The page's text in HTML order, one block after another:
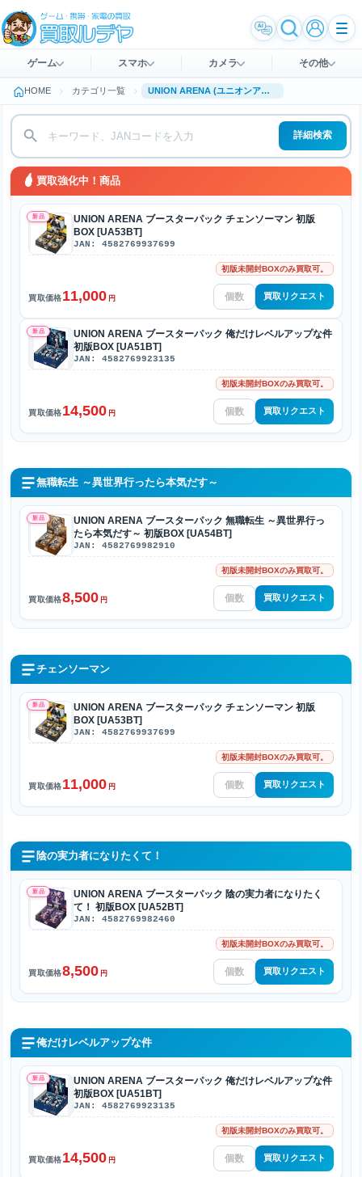
ゲーム スマホ カメラ その他
HOME カテゴリ一覧 UNION ARENA (ユニオンアリーナ)買取
詳細検索
買取強化中！商品
新品
UNION ARENA ブースターパック チェンソーマン 初版
BOX [UA53BT]
JAN: 4582769937699
初版未開封BOXのみ買取可。
買取価格11,000 円 買取リクエスト
新品
UNION ARENA ブースターパック 俺だけレベルアップな件
初版BOX [UA51BT]
JAN: 4582769923135
初版未開封BOXのみ買取可。
買取価格14,500 円 買取リクエスト
無職転生 ～異世界行ったら本気だす～
新品
UNION ARENA ブースターパック 無職転生 ～異世界行っ
たら本気だす～ 初版BOX [UA54BT]
JAN: 4582769982910
初版未開封BOXのみ買取可。
買取価格8,500 円 買取リクエスト
チェンソーマン
新品
UNION ARENA ブースターパック チェンソーマン 初版
BOX [UA53BT]
JAN: 4582769937699
初版未開封BOXのみ買取可。
買取価格11,000 円 買取リクエスト
陰の実力者になりたくて！
新品
UNION ARENA ブースターパック 陰の実力者になりたく
て！ 初版BOX [UA52BT]
JAN: 4582769982460
初版未開封BOXのみ買取可。
買取価格8,500 円 買取リクエスト
俺だけレベルアップな件
新品
UNION ARENA ブースターパック 俺だけレベルアップな件
初版BOX [UA51BT]
JAN: 4582769923135
初版未開封BOXのみ買取可。
買取価格14,500 円 買取リクエスト